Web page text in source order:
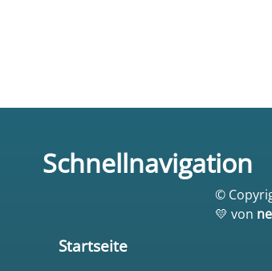
Schnellnavigation
Startseite
©
💛 von